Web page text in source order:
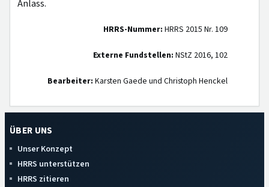
Anlass.
HRRS-Nummer: HRRS 2015 Nr. 109
Externe Fundstellen: NStZ 2016, 102
Bearbeiter: Karsten Gaede und Christoph Henckel
ÜBER UNS
Unser Konzept
HRRS unterstützen
HRRS zitieren